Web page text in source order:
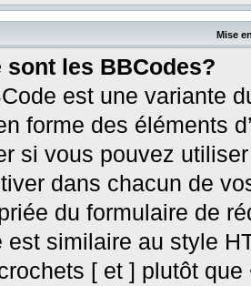
Mise
sont les BBCodes?
est une variante
forme des éléments
si vous pouvez
dans chacun de
du formulaire de
est similaire au style
[ et ] plutôt